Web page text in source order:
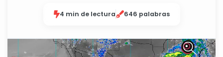
4 min de lectura 646 palabras